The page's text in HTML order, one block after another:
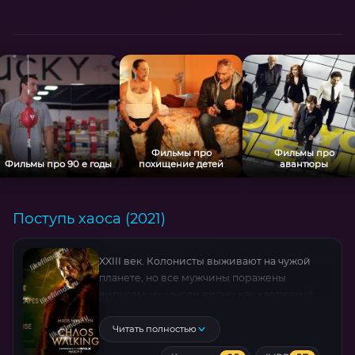
Фильмы про 90 е годы
Фильмы про
похищение детей
Фильмы про
авантюры
Поступь хаоса (2021)
XXIII век. Колонисты выживают на чужой
планете, но все мужчины поражены
появляется девушка Виола (Дейзи Ридли)
— единственная, чьи мысли скрыты, —
Читать полностью